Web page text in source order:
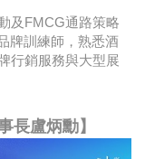
及FMCG通路策略
牌訓練師，熟悉酒
行銷服務與大型展
長盧炳勳】